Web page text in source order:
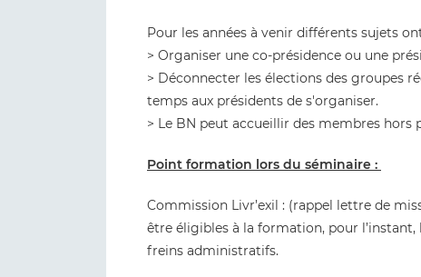
Pour les années à venir différents sujets
> Organiser une co-présidence ou une
> Déconnecter les élections des groupes
temps aux présidents de s'organiser.
> Le BN peut accueillir des membres hors
Point formation lors du séminaire :
Commission Livr’exil : (rappel lettre de
être éligibles à la formation, pour
freins administratifs.